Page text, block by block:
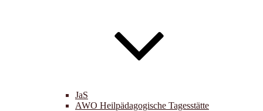
JaS
AWO Heilpädagogische Tagesstätte